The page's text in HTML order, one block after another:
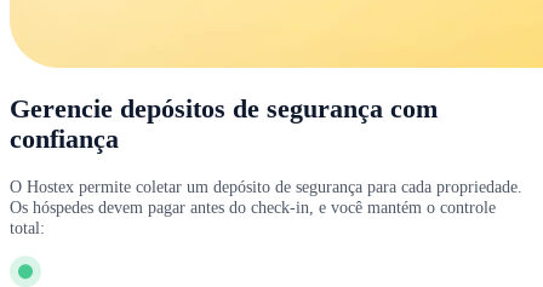
Gerencie depósitos de segurança com
confiança
O Hostex permite coletar um depósito de segurança para cada propriedade.
Os hóspedes devem pagar antes do check-in, e você mantém o controle
total: